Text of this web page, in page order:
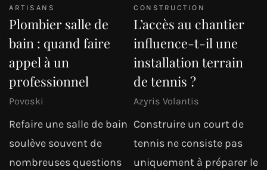
ARTISANS
Plombier salle de
bain : quand faire
appel à un
professionnel
Povoski
Refaire une salle de bain
soulève souvent de
nombreuses questions
CONSTRUCTION
L’accès au chantier
influence-t-il une
installation terrain
de tennis ?
Azyris Volantis
Construire un court de
tennis ne consiste pas
uniquement à préparer le